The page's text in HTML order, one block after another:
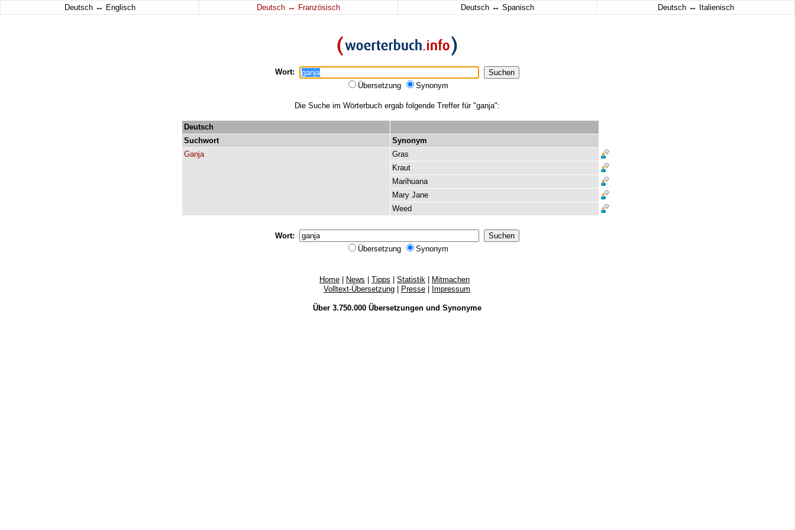
Deutsch ↔ Englisch Deutsch ↔ Französisch Deutsch ↔ Spanisch Deutsch ↔ Italienisch
Wort:
Übersetzung
Synonym
Die Suche im Wörterbuch ergab folgende Treffer für "ganja":
Deutsch
Suchwort
Synonym
Ganja
Gras
Kraut
Marihuana
Mary Jane
Weed
Wort:
Übersetzung
Synonym
Home News Tipps Statistik
Mitmachen
Volltext-Übersetzung
Presse Impressum
Über 3.750.000 Übersetzungenund Synonyme